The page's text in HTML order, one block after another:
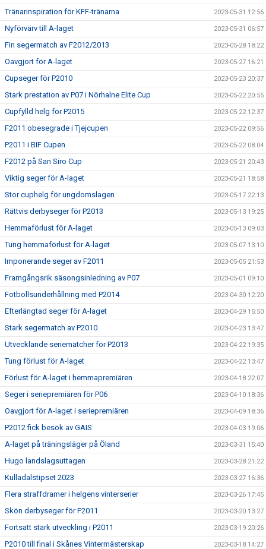
Tränarinspiration för KFF-tränarna 2023-05-31 12:56
Nyförvärv till A-laget 2023-05-31 06:57
Fin segermatch av F2012/2013 2023-05-28 18:22
Oavgjort för A-laget 2023-05-27 16:21
Cupseger för P2010 2023-05-23 20:37
Stark prestation av P07 i Nörhalne Elite Cup 2023-05-22 20:55
Cupfylld helg för P2015 2023-05-22 12:37
F2011 obesegrade i Tjejcupen 2023-05-22 09:56
P2011 i BIF Cupen 2023-05-22 08:04
F2012 på San Siro Cup 2023-05-21 20:43
Viktig seger för A-laget 2023-05-21 18:58
Stor cuphelg för ungdomslagen 2023-05-17 22:13
Rättvis derbyseger för P2013 2023-05-13 19:25
Hemmaförlust för A-laget 2023-05-13 09:03
Tung hemmaförlust för A-laget 2023-05-07 13:10
Imponerande seger av F2011 2023-05-05 21:53
Framgångsrik säsongsinledning av P07 2023-05-01 09:10
Fotbollsunderhållning med P2014 2023-04-30 12:20
Efterlängtad seger för A-laget 2023-04-29 15:50
Stark segermatch av P2010 2023-04-23 13:47
Utvecklande seriematcher för P2013 2023-04-22 19:35
Tung förlust för A-laget 2023-04-22 13:47
Förlust för A-laget i hemmapremiären 2023-04-18 22:07
Seger i seriepremiären för P06 2023-04-10 18:36
Oavgjort för A-laget i seriepremiären 2023-04-09 18:36
P2012 fick besök av GAIS 2023-04-03 19:06
A-laget på träningsläger på Öland 2023-03-31 15:40
Hugo landslagsuttagen 2023-03-28 21:22
Kulladalstipset 2023 2023-03-27 16:36
Flera straffdramer i helgens vinterserier 2023-03-26 17:45
Skön derbyseger för F2011 2023-03-20 13:27
Fortsatt stark utveckling i P2011 2023-03-19 20:26
P2010 till final i Skånes Vintermästerskap 2023-03-18 14:27